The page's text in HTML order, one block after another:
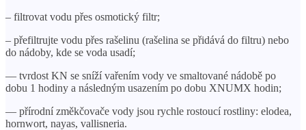
– filtrovat vodu přes osmotický filtr;
– přefiltrujte vodu přes rašelinu (rašelina se přidává do filtru) nebo
do nádoby, kde se voda usadí;
— tvrdost KN se sníží vařením vody ve smaltované nádobě po
dobu 1 hodiny a následným usazením po dobu XNUMX hodin;
— přírodní změkčovače vody jsou rychle rostoucí rostliny: elodea,
hornwort, nayas, vallisneria.